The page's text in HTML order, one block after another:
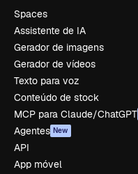
Spaces
Assistente de IA
Gerador de imagens
Gerador de vídeos
Texto para voz
Conteúdo de stock
MCP para Claude/ChatGPT
Agentes New
API
App móvel